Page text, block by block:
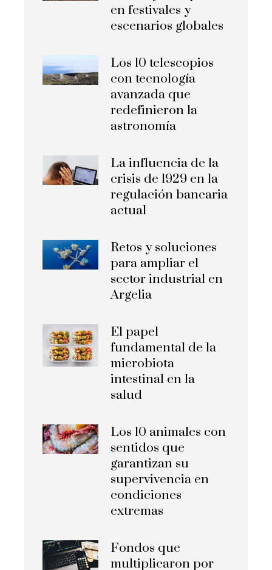
en festivales y
escenarios globales
Los 10 telescopios
con tecnología
avanzada que
redefinieron la
astronomía
La influencia de la
crisis de 1929 en la
regulación bancaria
actual
Retos y soluciones
para ampliar el
sector industrial en
Argelia
El papel
fundamental de la
microbiota
intestinal en la
salud
Los 10 animales con
sentidos que
garantizan su
supervivencia en
condiciones
extremas
Fondos que
multiplicaron por